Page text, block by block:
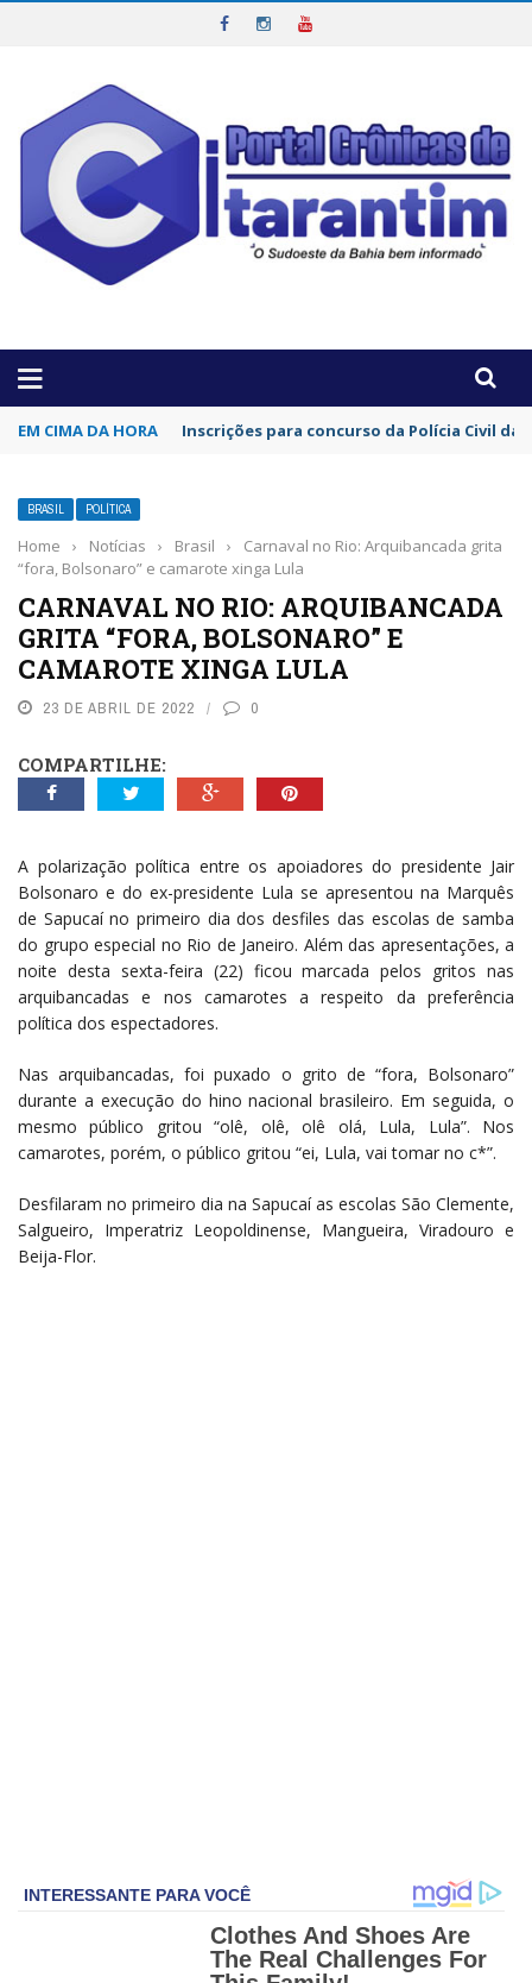
EM CIMA DA HORA Inscrições para concurso da Polícia Civil da
BRASIL POLÍTICA
Home › Notícias › Brasil ›
Carnaval no Rio: Arquibancada grita
“fora, Bolsonaro” e camarote xinga Lula
CARNAVAL NO RIO: ARQUIBANCADA
GRITA “FORA, BOLSONARO” E
CAMAROTE XINGA LULA
23 DE ABRIL DE 2022 0
COMPARTILHE:
A polarização política entre os apoiadores do presidente Jair
Bolsonaro e do ex-presidente Lula se apresentou na Marquês
de Sapucaí no primeiro dia dos desfiles das escolas de samba
do grupo especial no Rio de Janeiro. Além das apresentações, a
noite desta sexta-feira (22) ficou marcada pelos gritos nas
arquibancadas e nos camarotes a respeito da preferência
política dos espectadores.
Nas arquibancadas, foi puxado o grito de “fora, Bolsonaro”
durante a execução do hino nacional brasileiro. Em seguida, o
mesmo público gritou “olê, olê, olê olá, Lula, Lula”. Nos
camarotes, porém, o público gritou “ei, Lula, vai tomar no c*”.
Desfilaram no primeiro dia na Sapucaí as escolas São Clemente,
Salgueiro, Imperatriz Leopoldinense, Mangueira, Viradouro e
Beija-Flor.